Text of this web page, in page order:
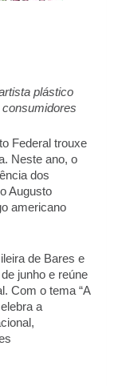
plástico
Federal trouxe
Neste ano, o
dos
Augusto
americano
de Bares e
junho e reúne
Com o tema “A
a